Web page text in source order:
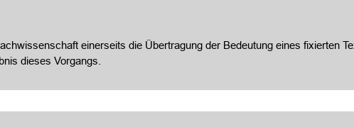
einerseits die Übertragung der Bedeutung eines fixierten
dieses Vorgangs.